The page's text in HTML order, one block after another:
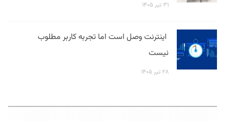
۳۱ تیر ۱۴۰۵
اینترنت وصل است اما تجربه کاربر مطلوب
نیست
۲۸ تیر ۱۴۰۵